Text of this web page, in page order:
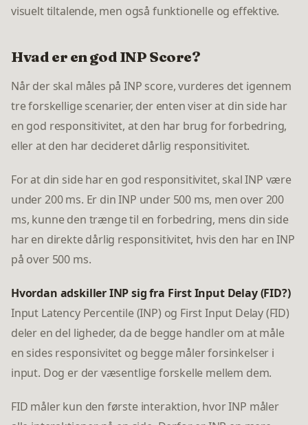
visuelt tiltalende, men også funktionelle og effektive.
Hvad er en god INP Score?
Når der skal måles på INP score, vurderes det igennem
tre forskellige scenarier, der enten viser at din side har
en god responsitivitet, at den har brug for forbedring,
eller at den har decideret dårlig responsitivitet.
For at din side har en god responsitivitet, skal INP være
under 200 ms. Er din INP under 500 ms, men over 200
ms, kunne den trænge til en forbedring, mens din side
har en direkte dårlig responsitivitet, hvis den har en INP
på over 500 ms.
Hvordan adskiller INP sig fra First Input Delay (FID?)
Input Latency Percentile (INP) og First Input Delay (FID)
deler en del ligheder, da de begge handler om at måle
en sides responsivitet og begge måler forsinkelser i
input. Dog er der væsentlige forskelle mellem dem.
FID måler kun den første interaktion, hvor INP måler